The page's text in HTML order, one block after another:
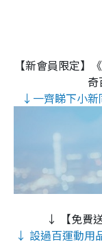
【新會員限定】
奇
↓一齊睇下小新
↓ 【免費
↓ 設過百運動用